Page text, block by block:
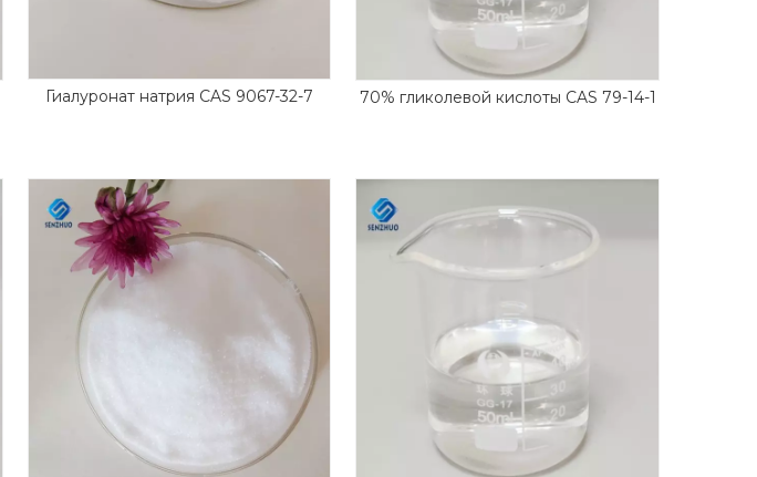
Гиалуронат натрия CAS 9067-32-7 70% гликолевой кислоты CAS 79-14-1